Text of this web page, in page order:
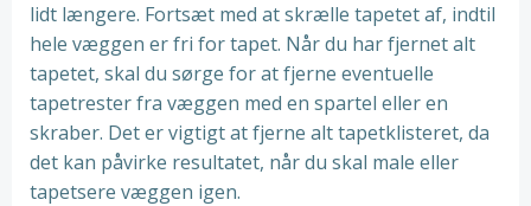
lidt længere. Fortsæt med at skrælle tapetet af, indtil
hele væggen er fri for tapet. Når du har fjernet alt
tapetet, skal du sørge for at fjerne eventuelle
tapetrester fra væggen med en spartel eller en
skraber. Det er vigtigt at fjerne alt tapetklisteret, da
det kan påvirke resultatet, når du skal male eller
tapetsere væggen igen.